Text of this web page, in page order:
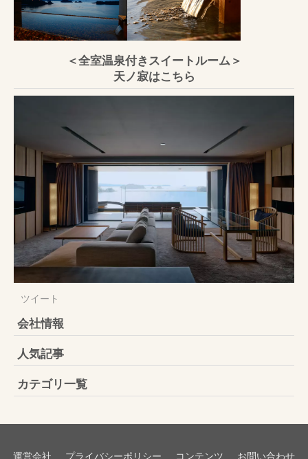
＜全室温泉付きスイートルーム＞
天ノ寂はこちら
ツイート
会社情報
人気記事
カテゴリ一覧
運営会社 プライバシーポリシー コンテンツ お問い合わせ